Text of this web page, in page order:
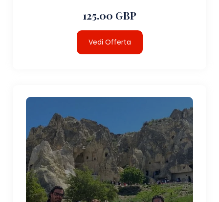
125.00 GBP
Vedi Offerta